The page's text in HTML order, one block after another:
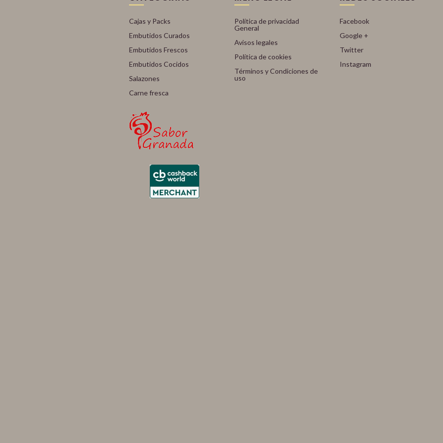
Cajas y Packs
Embutidos Curados
Embutidos Frescos
Embutidos Cocidos
Salazones
Carne fresca
Política de privacidad
General
Avisos legales
Política de cookies
Términos y Condiciones de
uso
Facebook
Google +
Twitter
Instagram